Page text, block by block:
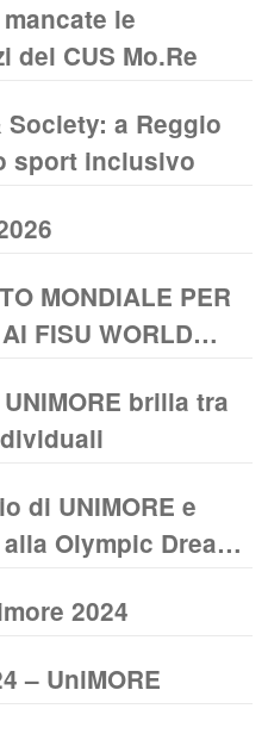
le
del CUS Mo.Re
Society: a Reggio
sport inclusivo
MONDIALE PER
FISU WORLD
2026brilla tra
di UNIMORE e
Olympic Dream
2024
– UniMORE